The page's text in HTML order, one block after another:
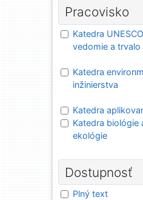
Pracovisko
Katedra
vedomie a
Katedra
inžinierstva
Katedra
Katedra biológie
ekológie
Dostupnosť
Plný text